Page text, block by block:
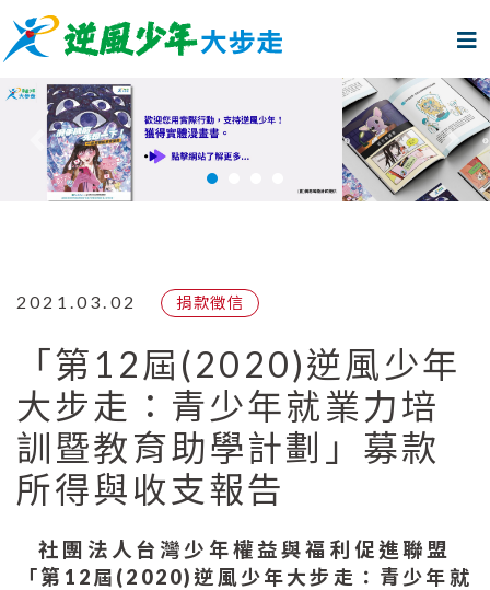
上一個 下
2021.03.02 捐款徵信
「第12屆(2020)逆風少年
大步走：青少年就業力培
訓暨教育助學計劃」募款
所得與收支報告
社團法人台灣少年權益與福利促進聯盟
「第12屆(2020)逆風少年大步走：青少年就